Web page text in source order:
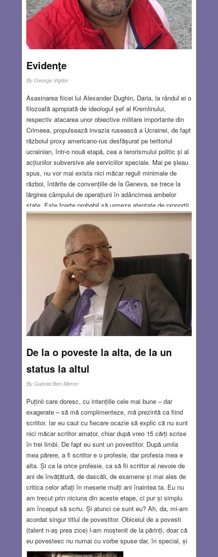
Evidenţe
By George Vigdor
Asasinarea fiicei lui Alexander Dughin, Daria, la rândul ei o
filozoafă apropiată de ideologul șef al Kremlinului,
respectiv atacarea unor obiective militare importante din
Crimeea, propulsează invazia rusească a Ucrainei, de fapt
războiul proxy americano-rus desfășurat pe teritoriul
ucrainian, într-o nouă etapă, cea a terorismului politic și al
acțiunilor subversive ale serviciilor speciale. Mai pe șleau
spus, nu vor mai exista nici măcar reguli minimale de
război, întărite de convențiile de la Geneva, se trece la
lărgirea câmpului de operațiuni în adâncimea ambelor
state. Este foarte probabil să urmeze atentate de proporții
la Moscova, Kiev și alte mari centre urbane din Ucraina și
Rusia. Din nefericire, marșul omenirii spre cataclism
continuă în marș forțat. Recenta declarație a președintelui
Zelenski, potrivit căreia nu vor fi negocieri de pace, până
când ultimul militar rus nu va fi părăsit teritoriul ucrainean,
Crimeea y compris, are evident un caracter hilar, care nu
dă o șansă reală în viitorul mediu, nici măcar unui acord
de încetare a focului. Comandantul suprem de la Kiev
joacă în mod fanatic singurul rol pe care-l cunoaște sau
care probabil i-a fost distribuit de la Washington.
Read
more…
De la o poveste la alta, de la un
status la altul
By Gabriel Ben Meron
Puținii care doresc, cu intențiile cele mai bune – dar
exagerate – să mă complimenteze, mă prezintă ca fiind
scriitor. Iar eu caut cu fiecare ocazie să explic că nu sunt
nici măcar scriitor amator, chiar după vreo 15 cărți scrise
în trei limbi. De fapt eu sunt un povestitor. După umila
mea părere, a fi scriitor e o profesie, dar profesia mea e
alta. Și ca la orice profesie, ca să fii scriitor ai nevoie de
ani de învățătură, de dascăli, de examene și mai ales de
critica celor aflați în meserie mulți ani înaintea ta. Eu nu
am trecut prin niciuna din aceste etape, ci pur și simplu
am început să scriu. Și atunci ce sunt eu? Ah, da, mi-am
acordat singur titlul de povestitor. Obiceiul de a povesti
(talent n-aș prea zice) l-am moștenit de la părinți, doar că
eu povestesc nu numai cu vorbe spuse dar, în special, și
cu fraze scrise. Adică, mi-am zis, eu sunt ceea ce în